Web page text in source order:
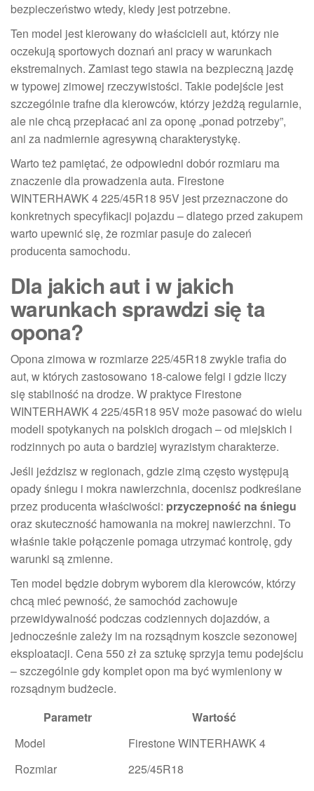
bezpieczeństwo wtedy, kiedy jest potrzebne.
Ten model jest kierowany do właścicieli aut, którzy nie
oczekują sportowych doznań ani pracy w warunkach
ekstremalnych. Zamiast tego stawia na bezpieczną jazdę
w typowej zimowej rzeczywistości. Takie podejście jest
szczególnie trafne dla kierowców, którzy jeżdżą regularnie,
ale nie chcą przepłacać ani za oponę „ponad potrzeby”,
ani za nadmiernie agresywną charakterystykę.
Warto też pamiętać, że odpowiedni dobór rozmiaru ma
znaczenie dla prowadzenia auta. Firestone
WINTERHAWK 4 225/45R18 95V jest przeznaczone do
konkretnych specyfikacji pojazdu – dlatego przed zakupem
warto upewnić się, że rozmiar pasuje do zaleceń
producenta samochodu.
Dla jakich aut i w jakich
warunkach sprawdzi się ta
opona?
Opona zimowa w rozmiarze 225/45R18 zwykle trafia do
aut, w których zastosowano 18-calowe felgi i gdzie liczy
się stabilność na drodze. W praktyce Firestone
WINTERHAWK 4 225/45R18 95V może pasować do wielu
modeli spotykanych na polskich drogach – od miejskich i
rodzinnych po auta o bardziej wyrazistym charakterze.
Jeśli jeździsz w regionach, gdzie zimą często występują
opady śniegu i mokra nawierzchnia, docenisz podkreślane
przez producenta właściwości: przyczepność na śniegu
oraz skuteczność hamowania na mokrej nawierzchni. To
właśnie takie połączenie pomaga utrzymać kontrolę, gdy
warunki są zmienne.
Ten model będzie dobrym wyborem dla kierowców, którzy
chcą mieć pewność, że samochód zachowuje
przewidywalność podczas codziennych dojazdów, a
jednocześnie zależy im na rozsądnym koszcie sezonowej
eksploatacji. Cena 550 zł za sztukę sprzyja temu podejściu
– szczególnie gdy komplet opon ma być wymieniony w
rozsądnym budżecie.
Parametr
Wartość
Model
Firestone WINTERHAWK 4
Rozmiar
225/45R18